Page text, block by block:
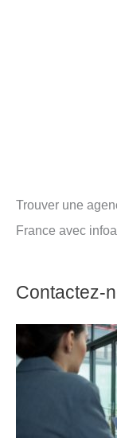
Trouver une
France avec
Contactez-